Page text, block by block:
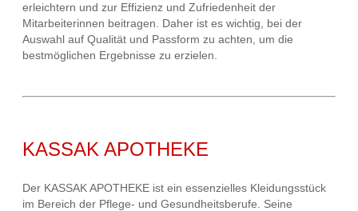
erleichtern und zur Effizienz und Zufriedenheit der
Mitarbeiterinnen beitragen. Daher ist es wichtig, bei der
Auswahl auf Qualität und Passform zu achten, um die
bestmöglichen Ergebnisse zu erzielen.
KASSAK APOTHEKE
Der KASSAK APOTHEKE ist ein essenzielles Kleidungsstück
im Bereich der Pflege- und Gesundheitsberufe. Seine